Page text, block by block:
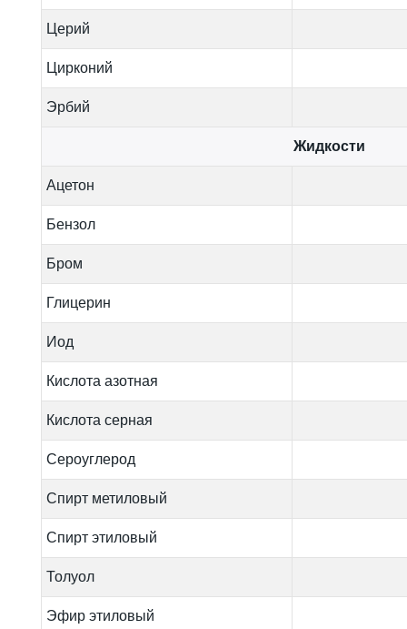
Церий
Цирконий
Эрбий
Жидкости
Ацетон
Бензол
Бром
Глицерин
Иод
Кислота азотная
Кислота серная
Сероуглерод
Спирт метиловый
Спирт этиловый
Толуол
Эфир этиловый